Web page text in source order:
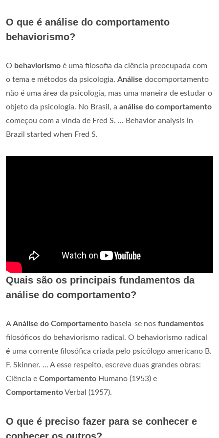
O que é análise do comportamento
behaviorismo?
O behaviorismo é uma filosofia da ciência preocupada com
o tema e métodos da psicologia. Análise docomportamento
não é uma área da psicologia, mas uma maneira de estudar o
objeto da psicologia. No Brasil, a análise do comportamento
começou com a vinda de Fred S. ... Behavior analysis in
Brazil started when Fred S.
Quais são os principais fundamentos da
análise do comportamento?
AAnálise do Comportamento baseia-se nos fundamentos
filosóficos do behaviorismo radical. O behaviorismo radical
é uma corrente filosófica criada pelo psicólogo americano B.
F. Skinner. ... A esse respeito, escreve duas grandes obras:
Ciência e Comportamento Humano (1953) e
ComportamentoVerbal (1957).
O que é preciso fazer para se conhecer e